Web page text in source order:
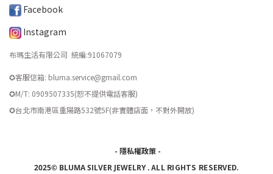
Facebook
Instagram
布瑪生活有限公司 統編:91067079
✪客服信箱: bluma.service@gmail.com
✪M/T: 0909507335(恕不提供電話客服)
​✪台北市南港區重陽路532號5F(非實體店面，不對外開放)
- 隱私權政策-
2025© BLUMA SILVER JEWELRY.ALL RIGHTS RESERVED.